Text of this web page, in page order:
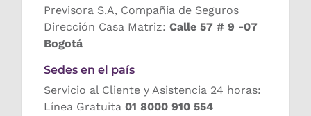
Previsora S.A, Compañía de Seguros
Dirección Casa Matriz: Calle 57 # 9 -07
Bogotá
Sedes en el país
Servicio al Cliente y Asistencia 24 horas:
Línea Gratuita 01 8000 910 554